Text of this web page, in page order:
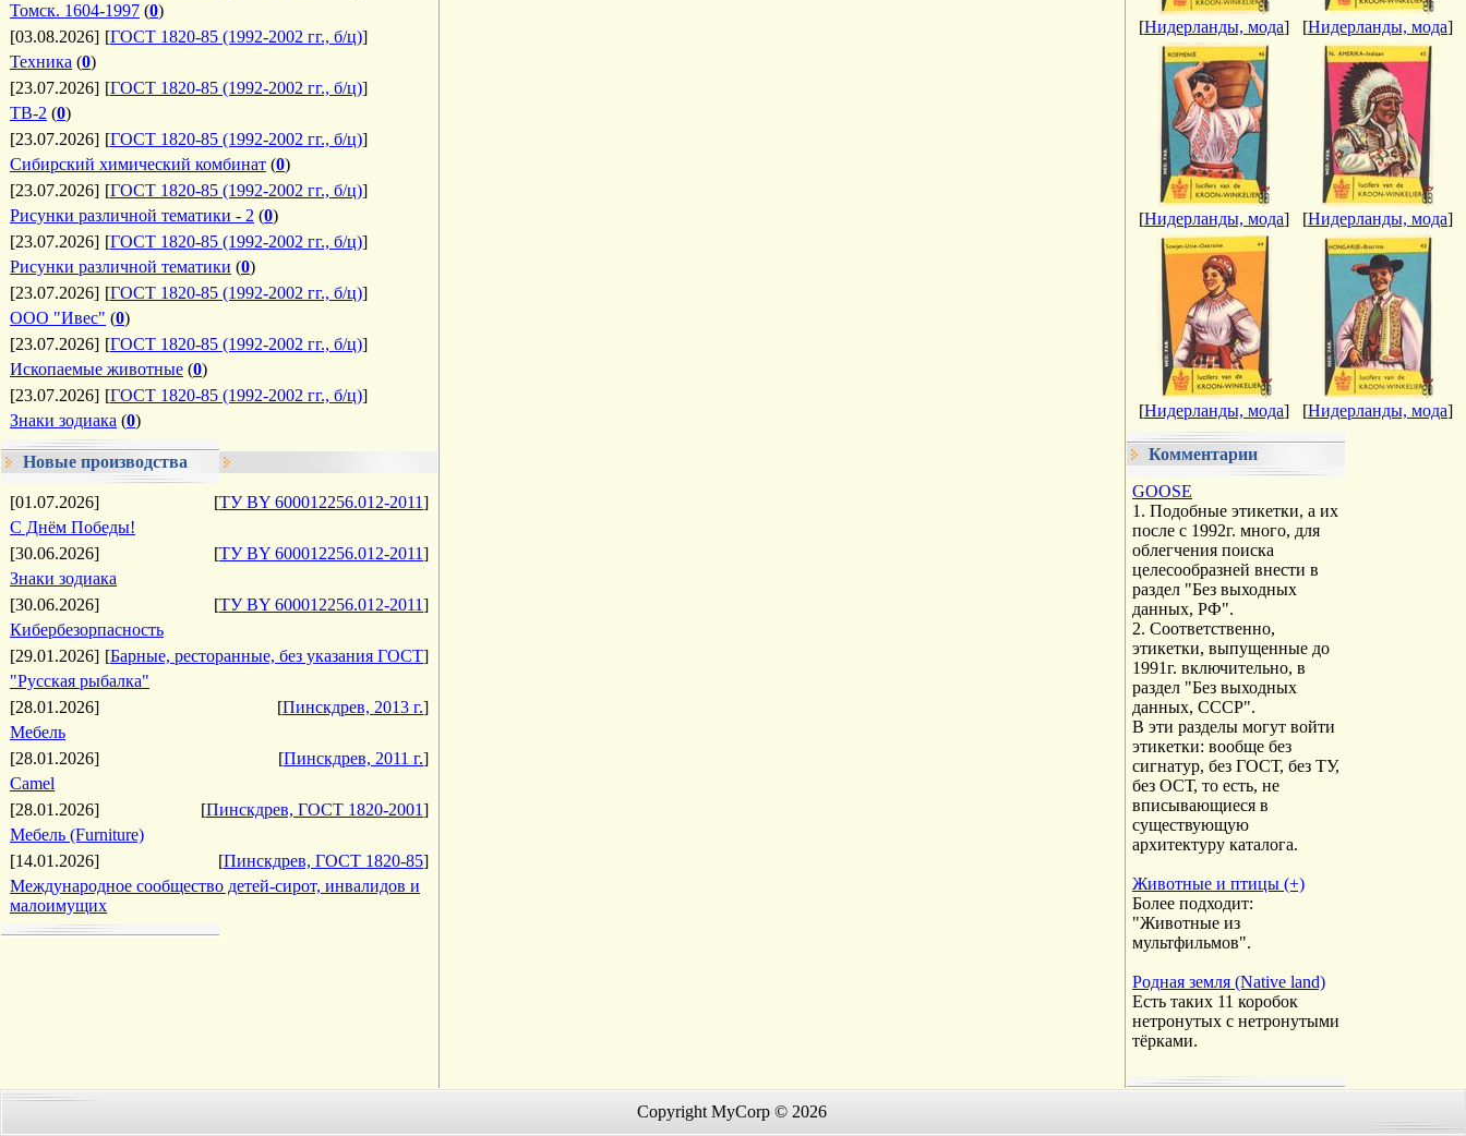
Томск. 1604-1997 (0)
[03.08.2026] [ГОСТ 1820-85 (1992-2002 гг., б/ц)]
Техника (0)
[23.07.2026] [ГОСТ 1820-85 (1992-2002 гг., б/ц)]
ТВ-2 (0)
[23.07.2026] [ГОСТ 1820-85 (1992-2002 гг., б/ц)]
Сибирский химический комбинат (0)
[23.07.2026] [ГОСТ 1820-85 (1992-2002 гг., б/ц)]
Рисунки различной тематики - 2 (0)
[23.07.2026] [ГОСТ 1820-85 (1992-2002 гг., б/ц)]
Рисунки различной тематики (0)
[23.07.2026] [ГОСТ 1820-85 (1992-2002 гг., б/ц)]
ООО "Ивес" (0)
[23.07.2026] [ГОСТ 1820-85 (1992-2002 гг., б/ц)]
Ископаемые животные (0)
[23.07.2026] [ГОСТ 1820-85 (1992-2002 гг., б/ц)]
Знаки зодиака (0)
Новые производства
[01.07.2026] [ТУ BY 600012256.012-2011]
С Днём Победы!
[30.06.2026]
[ТУ BY 600012256.012-2011]
Знаки зодиака
[30.06.2026]
[ТУ BY 600012256.012-2011]
Кибербезорпасность
[29.01.2026] [Барные, ресторанные, без указания ГОСТ]
"Русская рыбалка"
[28.01.2026]
[Пинскдрев, 2013 г.]
Мебель
[28.01.2026]
[Пинскдрев, 2011 г.]
Camel
[28.01.2026]
[Пинскдрев, ГОСТ 1820-2001]
Мебель (Furniture)
[14.01.2026]
[Пинскдрев, ГОСТ 1820-85]
Международное сообщество детей-сирот, инвалидов и
малоимущих
[Нидерланды, мода] [Нидерланды, мода]
[Нидерланды, мода] [Нидерланды, мода]
[Нидерланды, мода] [Нидерланды, мода]
Комментарии
GOOSE
1. Подобные этикетки, а их
после с 1992г. много, для
облегчения поиска
целесообразней внести в
раздел "Без выходных
данных, РФ".
2. Соответственно,
этикетки, выпущенные до
1991г. включительно, в
раздел "Без выходных
данных, СССР".
В эти разделы могут войти
этикетки: вообще без
сигнатур, без ГОСТ, без ТУ,
без ОСТ, то есть, не
вписывающиеся в
существующую
архитектуру каталога.
Животные и птицы (+)
Более подходит:
"Животные из
мультфильмов".
Родная земля (Native land)
Есть таких 11 коробок
нетронутых с нетронутыми
тёрками.
Copyright MyCorp © 2026